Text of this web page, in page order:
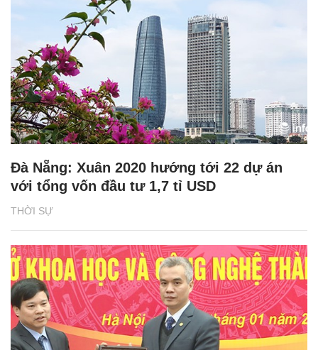
THỜI SỰ
Đà Nẵng: Xuân 2020 hướng tới 22 dự án
với tổng vốn đầu tư 1,7 tỉ USD